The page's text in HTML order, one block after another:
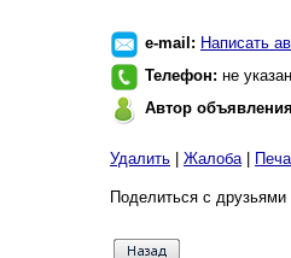
e-mail: Написать
Телефон: не указан
Автор
Удалить Жалоба|
Поделиться с